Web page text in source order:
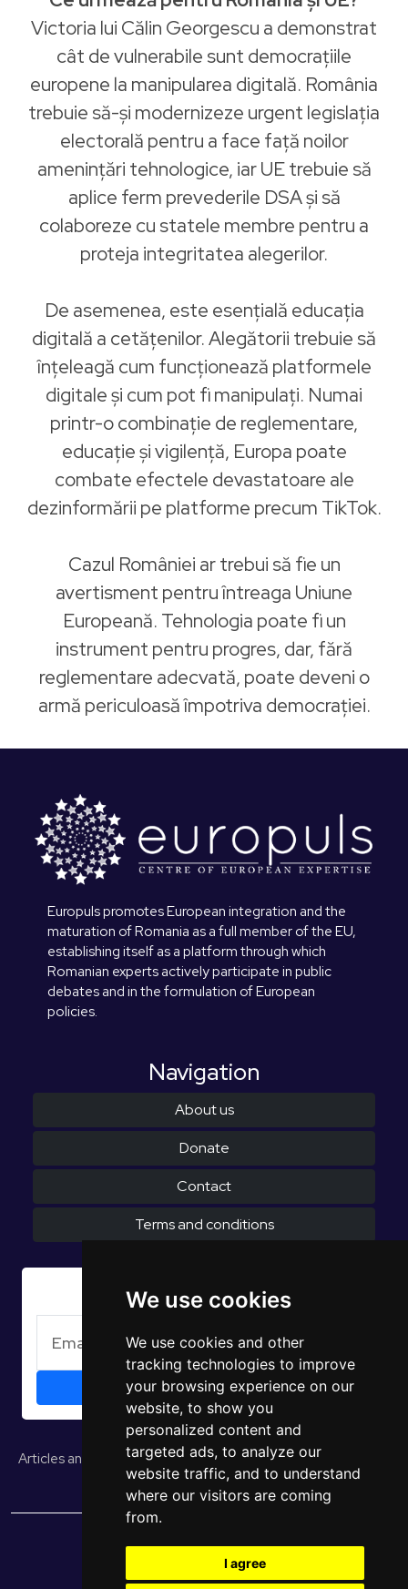
We use cookies
We use cookies and other
tracking technologies to improve
your browsing experience on our
website, to show you
personalized content and
targeted ads, to analyze our
website traffic, and to understand
where our visitors are coming
from.
I agree
Victoria lui Călin Georgescu a demonstrat
cât de vulnerabile sunt democrațiile
europene la manipularea digitală. România
trebuie să-și modernizeze urgent legislația
electorală pentru a face față noilor
amenințări tehnologice, iar UE trebuie să
aplice ferm prevederile DSA și să
colaboreze cu statele membre pentru a
proteja integritatea alegerilor.
De asemenea, este esențială educația
digitală a cetățenilor. Alegătorii trebuie să
înțeleagă cum funcționează platformele
digitale și cum pot fi manipulați. Numai
printr-o combinație de reglementare,
educație și vigilență, Europa poate
combate efectele devastatoare ale
dezinformării pe platforme precum TikTok.
Cazul României ar trebui să fie un
avertisment pentru întreaga Uniune
Europeană. Tehnologia poate fi un
instrument pentru progres, dar, fără
reglementare adecvată, poate deveni o
armă periculoasă împotriva democrației.
Europuls promotes European integration and the
maturation of Romania as a full member of the EU,
establishing itself as a platform through which
Romanian experts actively participate in public
debates and in the formulation of European
policies.
Navigation
About us
Donate
Contact
Terms and conditions
Subscribe to Newsletter
Articles and opinionsStudies and reportsEUROPULS Results
© 2026 EUROPULS. All rights reserved.